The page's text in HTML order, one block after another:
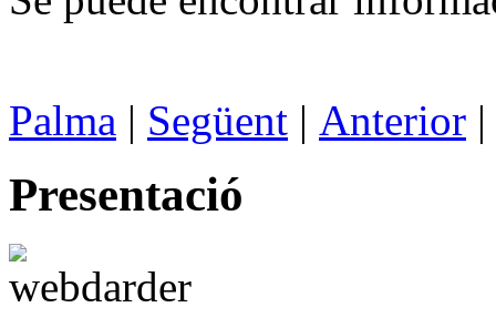
Palma | Següent | Anterior |
Presentació